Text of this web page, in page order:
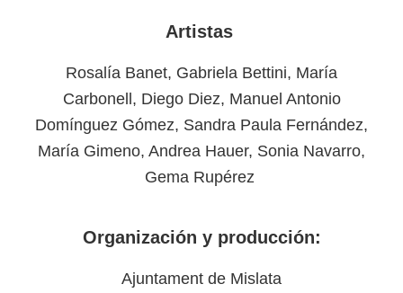
Artistas
Rosalía Banet, Gabriela Bettini, María
Carbonell, Diego Diez, Manuel Antonio
Domínguez Gómez, Sandra Paula Fernández,
María Gimeno, Andrea Hauer, Sonia Navarro,
Gema Rupérez
Organización y producción:
Ajuntament de Mislata